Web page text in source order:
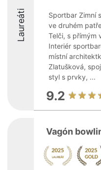
Laureáti
Sportbar Zimní
ve druhém
Telči, s přímým
Interiér
místní
Zlatušková,
styl s prvky, ...
9.2
Vagón